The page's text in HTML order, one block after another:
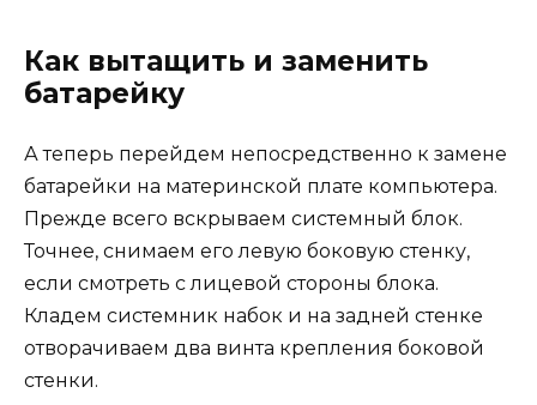
Как вытащить и заменить
батарейку
А теперь перейдем непосредственно к замене
батарейки на материнской плате компьютера.
Прежде всего вскрываем системный блок.
Точнее, снимаем его левую боковую стенку,
если смотреть с лицевой стороны блока.
Кладем системник набок и на задней стенке
отворачиваем два винта крепления боковой
стенки.